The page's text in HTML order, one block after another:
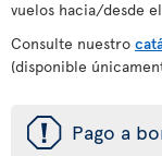
vuelos hacia/desde
Consulte nuestro
(disponible
ü Pago a